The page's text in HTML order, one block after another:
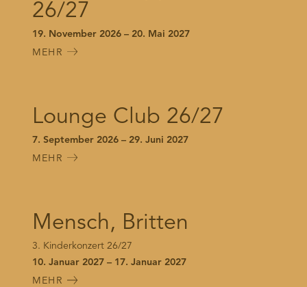
26/27
19. November 2026 – 20. Mai 2027
MEHR
Lounge Club 26/27
7. September 2026 – 29. Juni 2027
MEHR
Mensch, Britten
3. Kinderkonzert 26/27
10. Januar 2027 – 17. Januar 2027
MEHR